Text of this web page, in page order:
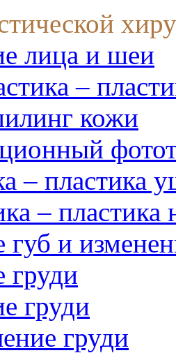
лица и шеи
–
кожи
– пластика
– пластика
губ и
груди
груди
груди